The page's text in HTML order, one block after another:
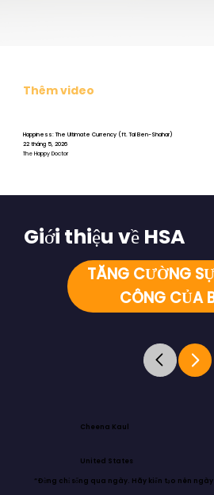
Thêm video
Happiness: The Ultimate Currency (ft. Tal Ben-Shahar)
22 tháng 5, 2026
The Happy Doctor
TĂNG CƯỜNG
CÔNG CỦA
Giới thiệu về HSA
Cheena Kaul
United States
“Đừng chỉ sống qua ngày. Hãy kiến tạo nên